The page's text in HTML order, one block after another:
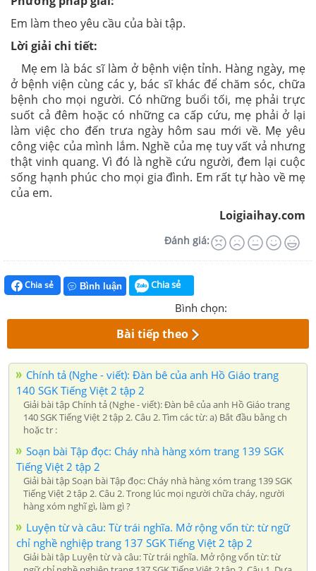
Em làm theo yêu cầu của bài tập.
Lời giải chi tiết:
Mẹ em là bác sĩ làm ở bệnh viện tỉnh. Hàng ngày, mẹ
ở bệnh viện cùng các y, bác sĩ khác để chăm sóc, chữa
bệnh cho mọi người. Có những buổi tối, mẹ phải trực
suốt cả đêm hoặc có những ca cấp cứu, mẹ phải ở lại
làm việc cho đến trưa ngày hôm sau mới về. Mẹ yêu
công việc của mình lắm. Nghề của mẹ tuy vất vả nhưng
thật vinh quang. Vì đó là nghề cứu người, đem lại cuộc
sống hạnh phúc cho mọi gia đình. Em rất tự hào về mẹ
của em.
Loigiaihay.com
Đánh giá:
Chia sẻ Bình luận Chia sẻ
Bình chọn:
Bài tiếp theo
Chính tả (Nghe - viết): Đàn bê của anh Hồ Giáo trang
140 SGK Tiếng Việt 2 tập 2
Giải bài tập Chính tả (Nghe - viết): Đàn bê của anh Hồ Giáo trang
140 SGK Tiếng Việt 2 tập 2. Câu 2. Tìm các từ: a) Bắt đầu bằng ch
hoặc tr :
Soạn bài Tập đọc: Cháy nhà hàng xóm trang 139 SGK
Tiếng Việt 2 tập 2
Giải bài tập Soạn bài Tập đọc: Cháy nhà hàng xóm trang 139 SGK
Tiếng Việt 2 tập 2. Câu 2. Trong lúc mọi người chữa cháy, người
hàng xóm nghĩ gì, làm gì ?
Luyện từ và câu: Từ trái nghĩa. Mở rộng vốn từ: từ ngữ
chỉ nghề nghiệp trang 137 SGK Tiếng Việt 2 tập 2
Giải bài tập Luyện từ và câu: Từ trái nghĩa. Mở rộng vốn từ: từ